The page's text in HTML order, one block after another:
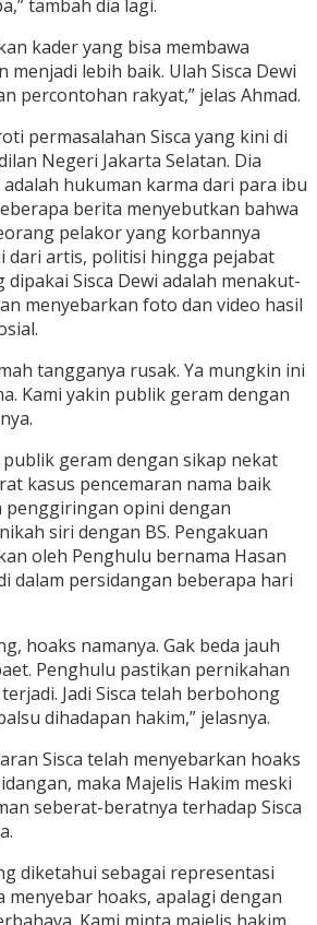
tambah dia lagi.
kader yang bisa membawa
menjadi lebih baik. Ulah Sisca Dewi
percontohan rakyat,” jelas Ahmad.
permasalahan Sisca yang kini di
Negeri Jakarta Selatan. Dia
adalah hukuman karma dari para ibu
berita menyebutkan bahwa
pelakor yang korbannya
dari artis, politisi hingga pejabat
dipakai Sisca Dewi adalah menakut-
menyebarkan foto dan video hasil
tangganya rusak. Ya mungkin ini
Kami yakin publik geram dengan
geram dengan sikap nekat
kasus pencemaran nama baik
penggiringan opini dengan
siri dengan BS. Pengakuan
oleh Penghulu bernama Hasan
dalam persidangan beberapa hari
hoaks namanya. Gak beda jauh
Penghulu pastikan pernikahan
Jadi Sisca telah berbohong
dihadapan hakim,” jelasnya.
Sisca telah menyebarkan hoaks
maka Majelis Hakim meski
seberat-beratnya terhadap Sisca
diketahui sebagai representasi
menyebar hoaks, apalagi dengan